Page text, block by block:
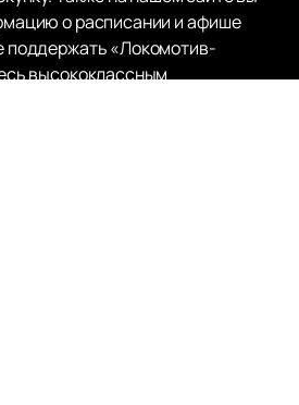
о расписании и афише
поддержать «Локомотив-
высококлассным